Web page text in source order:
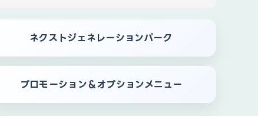
ネクストジェネレーションパーク
プロモーション＆オプションメニュー